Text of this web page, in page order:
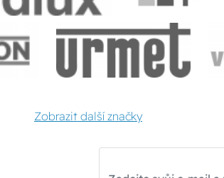
Zobrazit další značky